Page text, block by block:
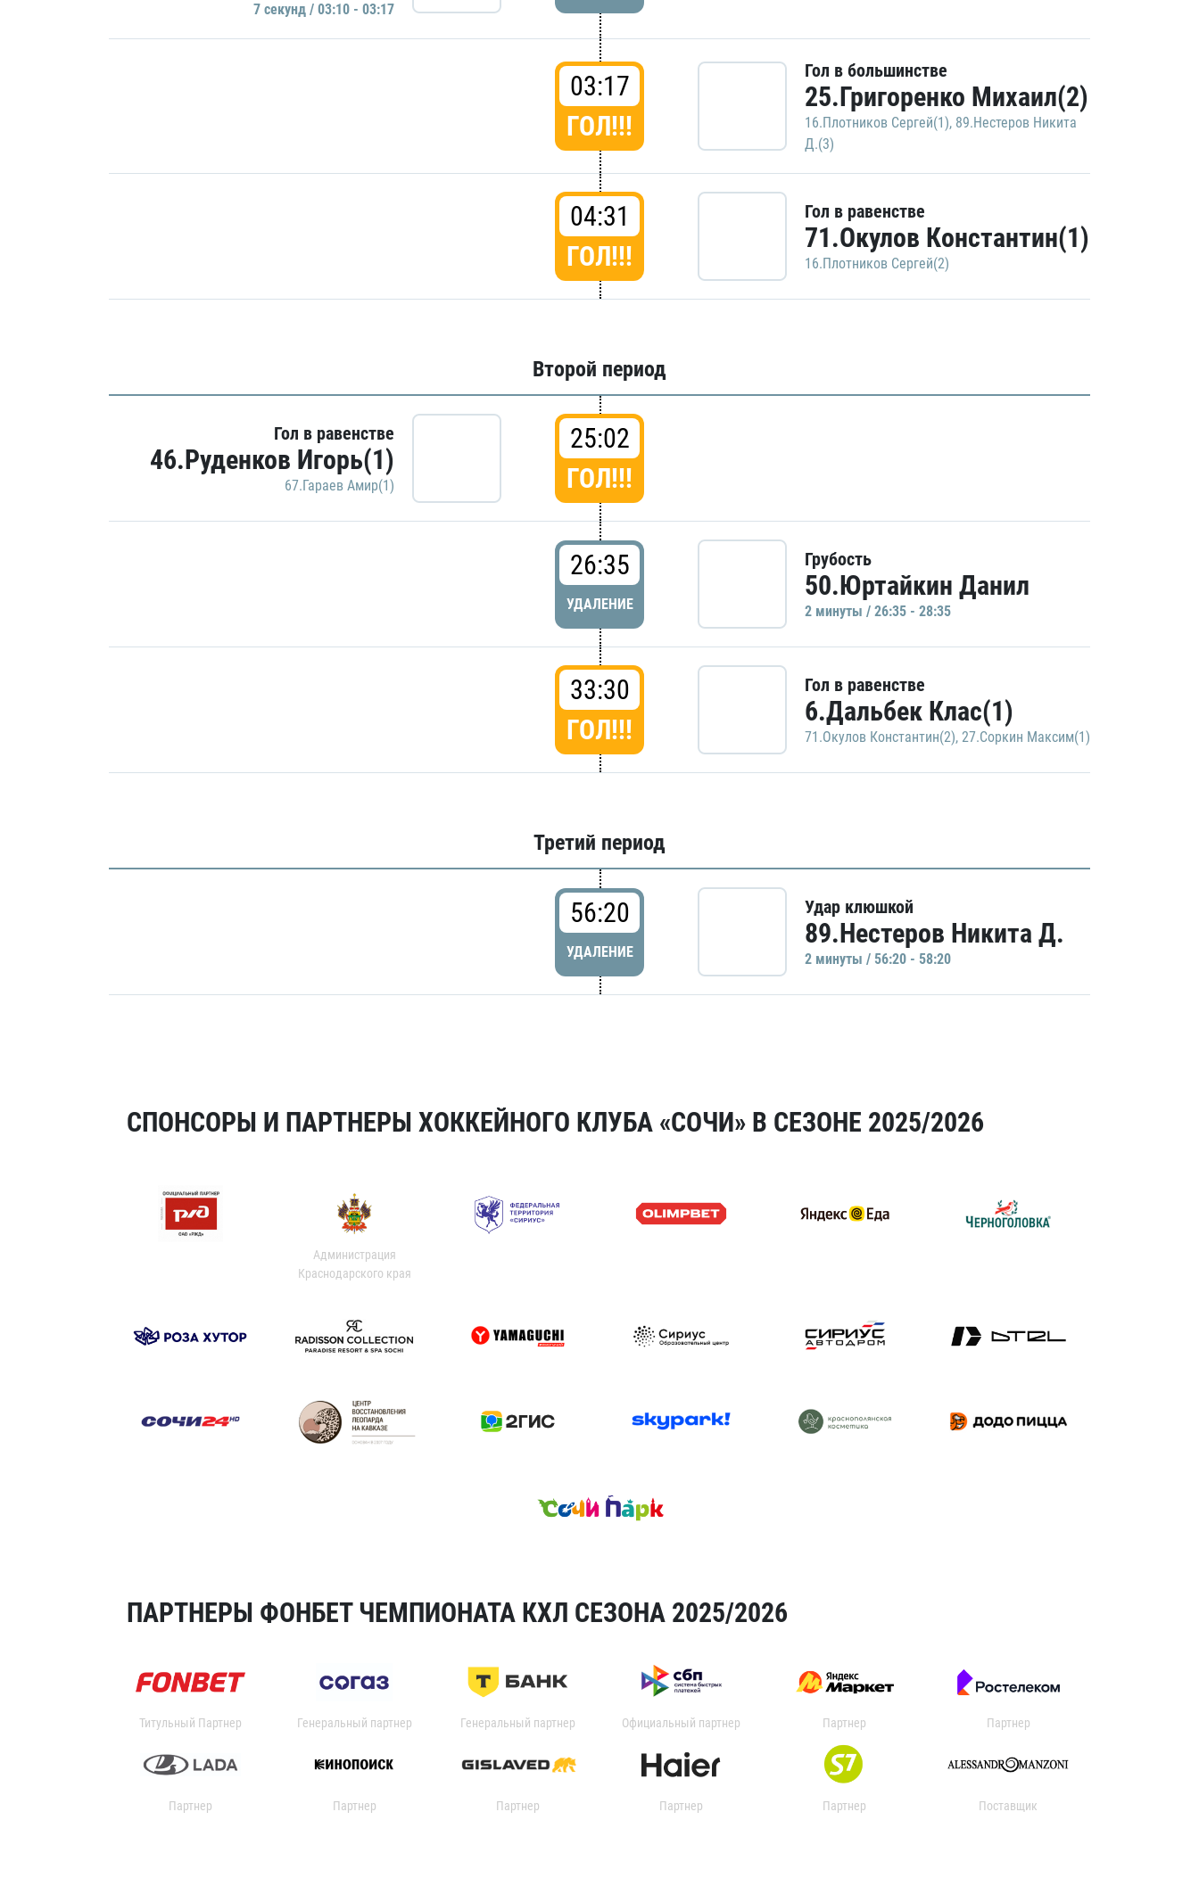
7 секунд / 03:10 - 03:17
03:17
ГОЛ!!!
Гол в большинстве
25.Григоренко Михаил(2)
16.Плотников Сергей(1), 89.Нестеров Никита
Д.(3)
04:31
ГОЛ!!!
Гол в равенстве
71.Окулов Константин(1)
16.Плотников Сергей(2)
Второй период
Гол в равенстве
46.Руденков Игорь(1)
67.Гараев Амир(1)
25:02
ГОЛ!!!
26:35
УДАЛЕНИЕ
Грубость
50.Юртайкин Данил
2 минуты / 26:35 - 28:35
33:30
ГОЛ!!!
Гол в равенстве
6.Дальбек Клас(1)
71.Окулов Константин(2), 27.Соркин Максим(1)
Третий период
56:20
УДАЛЕНИЕ
Удар клюшкой
89.Нестеров Никита Д.
2 минуты / 56:20 - 58:20
СПОНСОРЫ И ПАРТНЕРЫ ХОККЕЙНОГО КЛУБА «СОЧИ» В СЕЗОНЕ 2025/2026
Администрация
Краснодарского края
ПАРТНЕРЫ ФОНБЕТ ЧЕМПИОНАТА КХЛ СЕЗОНА 2025/2026
Титульный Партнер Генеральный партнер Генеральный партнер Официальный партнер Партнер Партнер
Партнер Партнер Партнер Партнер Партнер Поставщик